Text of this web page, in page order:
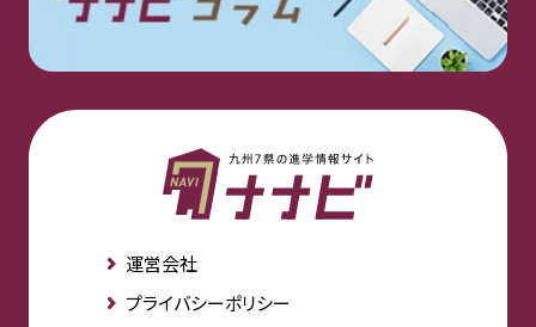
運営会社
プライバシーポリシー